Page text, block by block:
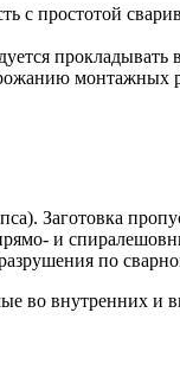
с простотой
прокладывать
монтажных
Заготовка
и
по
во внутренних и